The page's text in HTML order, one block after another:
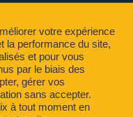
votre expérience
la performance du site,
et pour vous
par le biais des
gérer vos
sans accepter.
à tout moment en